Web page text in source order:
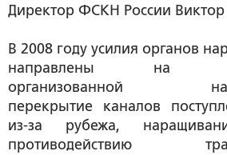
Директор ФСКН России
В 2008 году усилия органов
направлены на
организованной
перекрытие каналов
из-за рубежа,
противодействию